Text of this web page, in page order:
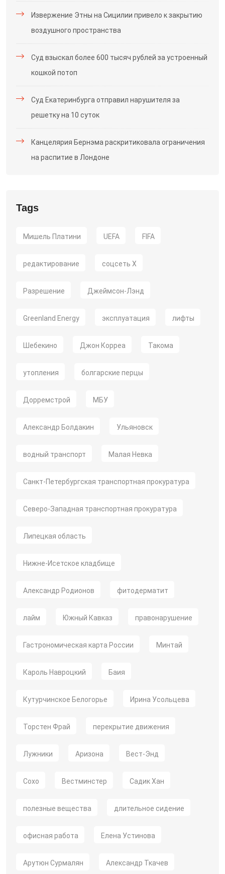
Извержение Этны на Сицилии привело к закрытию
воздушного пространства
Суд взыскал более 600 тысяч рублей за устроенный
кошкой потоп
Суд Екатеринбурга отправил нарушителя за
решетку на 10 суток
Канцелярия Бернэма раскритиковала ограничения
на распитие в Лондоне
Tags
Мишель Платини UEFA FIFA
редактирование соцсеть X
Разрешение Джеймсон-Лэнд
Greenland Energy эксплуатация лифты
Шебекино Джон Корреа Такома
утопления болгарские перцы
Дорремстрой МБУ
Александр Болдакин Ульяновск
водный транспорт Малая Невка
Санкт-Петербургская транспортная прокуратура
Северо-Западная транспортная прокуратура
Липецкая область
Нижне-Исетское кладбище
Александр Родионов фитодерматит
лайм Южный Кавказ правонарушение
Гастрономическая карта России Минтай
Кароль Навроцкий Баия
Кутурчинское Белогорье Ирина Усольцева
Торстен Фрай перекрытие движения
Лужники Аризона Вест-Энд
Сохо Вестминстер Садик Хан
полезные вещества длительное сидение
офисная работа Елена Устинова
Арутюн Сурмалян Александр Ткачев